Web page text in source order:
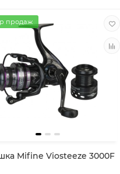
продаж
Mifine Viosteeze 3000F